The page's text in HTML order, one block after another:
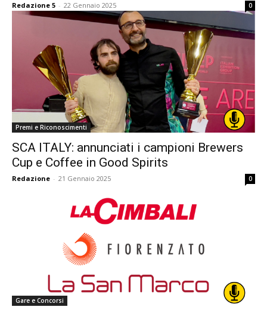
Redazione 5 - 22 Gennaio 2025 0
Premi e Riconoscimenti
SCA ITALY: annunciati i campioni Brewers
Cup e Coffee in Good Spirits
Redazione - 21 Gennaio 2025 0
Gare e Concorsi